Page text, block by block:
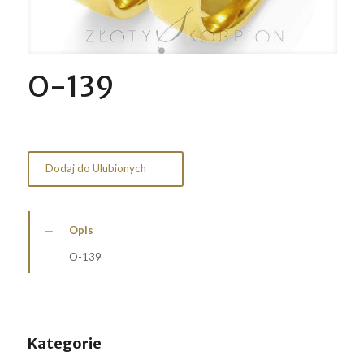
O-139
Dodaj do Ulubionych
Opis
O-139
Kategorie